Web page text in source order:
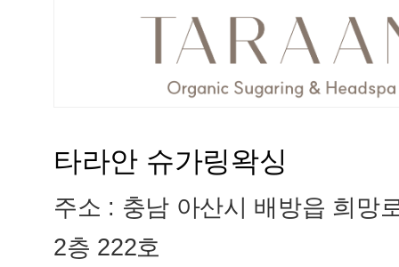
타라안 슈가링왁싱
주소 : 충남 아산시 배방읍 희망
2층 222호